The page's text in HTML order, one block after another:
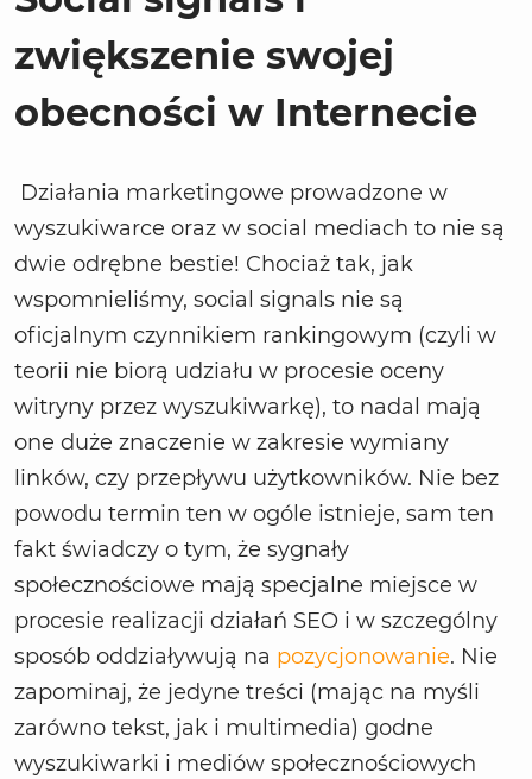
zwiększenie swojej
obecności w Internecie
Działania marketingowe prowadzone w
wyszukiwarce oraz w social mediach to nie są
dwie odrębne bestie! Chociaż tak, jak
wspomnieliśmy, social signals nie są
oficjalnym czynnikiem rankingowym (czyli w
teorii nie biorą udziału w procesie oceny
witryny przez wyszukiwarkę), to nadal mają
one duże znaczenie w zakresie wymiany
linków, czy przepływu użytkowników. Nie bez
powodu termin ten w ogóle istnieje, sam ten
fakt świadczy o tym, że sygnały
społecznościowe mają specjalne miejsce w
procesie realizacji działań SEO i w szczególny
sposób oddziaływują na pozycjonowanie. Nie
zapominaj, że jedyne treści (mając na myśli
zarówno tekst, jak i multimedia) godne
wyszukiwarki i mediów społecznościowych